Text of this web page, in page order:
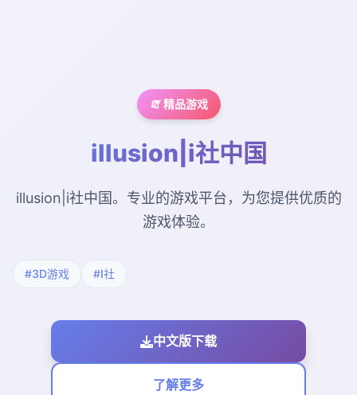
🧯 精品游戏
illusion|i社中国
illusion|i社中国。专业的游戏平台，为您提供优质的
游戏体验。
#3D游戏 #I社
中文版下载
了解更多